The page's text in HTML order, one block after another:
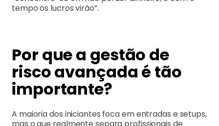
tempo os lucros virão”.
Por que a gestão de
risco avançada é tão
importante?
A maioria dos iniciantes foca em entradas e setups,
mas o que realmente separa profissionais de